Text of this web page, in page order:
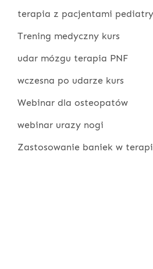
terapia z pacjentami
Trening medyczny kurs
udar mózgu terapia PNF
wczesna po udarze kurs
Webinar dla osteopatów
webinar urazy nogi
Zastosowanie baniek w